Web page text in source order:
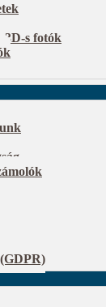
3D-s fotók